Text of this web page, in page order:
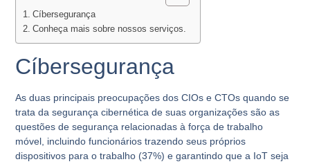
Cíbersegurança
Conheça mais sobre nossos serviços.
Cíbersegurança
As duas principais preocupações dos CIOs e CTOs quando se
trata da segurança cibernética de suas organizações são as
questões de segurança relacionadas à força de trabalho
móvel, incluindo funcionários trazendo seus próprios
dispositivos para o trabalho (37%) e garantindo que a IoT seja